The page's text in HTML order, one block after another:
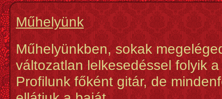
Műhelyünk
Műhelyünkben, sokak
változatlan lelkesedéssel folyik
Profilunk főként gitár, de